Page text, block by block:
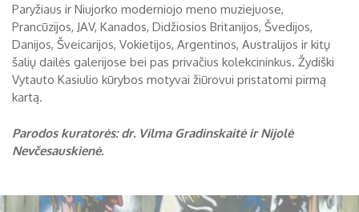
Biržai XIX a.
Biržai XX a.
Pr An Tr Ke Pe Še
1
10
11 12 13 14 15
17
Paryžiaus ir Niujorko moderniojo meno muziejuose,
Prancūzijos, JAV, Kanados, Didžiosios Britanijos, Švedijos,
Danijos, Šveicarijos, Vokietijos, Argentinos, Australijos ir kitų
šalių dailės galerijose bei pas privačius kolekcininkus. Žydiški
Vytauto Kasiulio kūrybos motyvai žiūrovui pristatomi pirmą
kartą.
Parodos kuratorės: dr. Vilma Gradinskaitė ir Nijolė
Nevčesauskienė.